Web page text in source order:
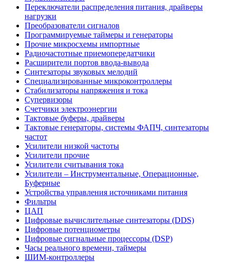
Переключатели распределения питания, драйверы
нагрузки
Преобразователи сигналов
Программируемые таймеры и генераторы
Прочие микросхемы импортные
Радиочастотные приемопередатчики
Расширители портов ввода-вывода
Синтезаторы звуковых мелодий
Специализированные микроконтроллеры
Стабилизаторы напряжения и тока
Супервизоры
Счетчики электроэнергии
Тактовые буферы, драйверы
Тактовые генераторы, системы ФАПЧ, синтезаторы
частот
Усилители низкой частоты
Усилители прочие
Усилители считывания тока
Усилители – Инструментальные, Операционные,
Буферные
Устройства управления источниками питания
Фильтры
ЦАП
Цифровые вычислительные синтезаторы (DDS)
Цифровые потенциометры
Цифровые сигнальные процессоры (DSP)
Часы реального времени, таймеры
ШИМ-контроллеры